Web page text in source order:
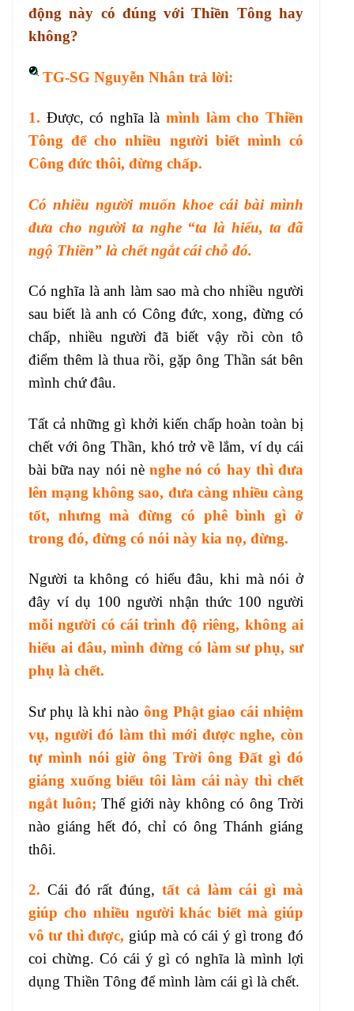
động này có đúng với Thiền Tông hay
không?
TG-SG Nguyễn Nhân trả lời:
1. Được, có nghĩa làmình làm cho Thiền
Tông để cho nhiều người biết mình có
Công đức thôi, đừng chấp.
Có nhiều người muốn khoe cái bài mình
đưa cho người ta nghe “ta là hiểu, ta đã
ngộ Thiền” là chết ngắt cái chỗ đó.
Có nghĩa là anh làm sao mà cho nhiều người
sau biết là anh có Công đức, xong, đừng có
chấp, nhiều người đã biết vậy rồi còn tô
điểm thêm là thua rồi, gặp ông Thần sát bên
mình chứ đâu.
Tất cả những gì khởi kiến chấp hoàn toàn bị
chết với ông Thần, khó trở về lắm, ví dụ cái
bài bữa nay nói nè nghe nó có hay thì đưa
lên mạng không sao, đưa càng nhiều càng
tốt, nhưng mà đừng có phê bình gì ở
trong đó, đừng có nói này kia nọ, đừng.
Người ta không có hiểu đâu, khi mà nói ở
đây ví dụ 100 người nhận thức 100 người
mỗi người có cái trình độ riêng, không ai
hiểu ai đâu, mình đừng có làm sư phụ, sư
phụ là chết.
Sư phụ là khi nào ông Phật giao cái nhiệm
vụ, người đó làm thì mới được nghe, còn
tự mình nói giờ ông Trời ông Đất gì đó
giáng xuống biểu tôi làm cái này thì chết
ngắt luôn; Thế giới này không có ông Trời
nào giáng hết đó, chỉ có ông Thánh giáng
thôi.
2. Cái đó rất đúng, tất cả làm cái gì mà
giúp cho nhiều người khác biết mà giúp
vô tư thì được, giúp mà có cái ý gì trong đó
coi chừng. Có cái ý gì có nghĩa là mình lợi
dụng Thiền Tông để mình làm cái gì là chết.